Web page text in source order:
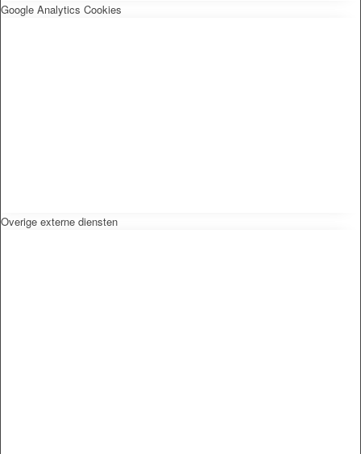
Google Analytics Cookies
Overige externe diensten